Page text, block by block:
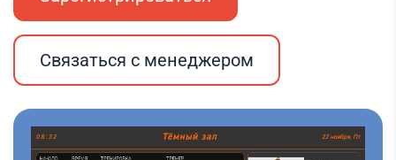
Связаться с менеджером